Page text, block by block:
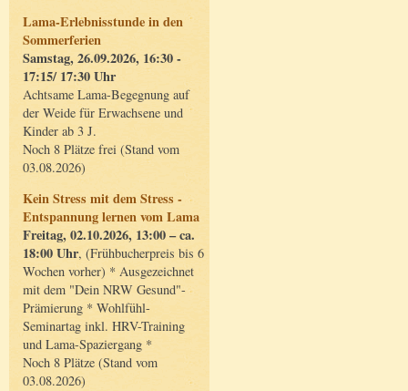
Lama-Erlebnisstunde in den
Sommerferien
Samstag, 26.09.2026, 16:30 -
17:15/ 17:30 Uhr
Achtsame Lama-Begegnung auf
der Weide für Erwachsene und
Kinder ab 3 J.
Noch 8 Plätze frei (Stand vom
03.08.2026)
Kein Stress mit dem Stress -
Entspannung lernen vom Lama
Freitag, 02.10.2026, 13:00 – ca.
18:00 Uhr, (Frühbucherpreis bis 6
Wochen vorher) * Ausgezeichnet
mit dem "Dein NRW Gesund"-
Prämierung * Wohlfühl-
Seminartag inkl. HRV-Training
und Lama-Spaziergang *
Noch 8 Plätze (Stand vom
03.08.2026)